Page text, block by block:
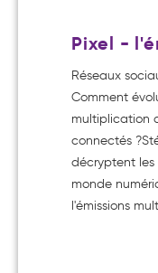
Pixel -
Réseaux
Comment
multiplication
connectés
décryptent les
monde
l'émissions